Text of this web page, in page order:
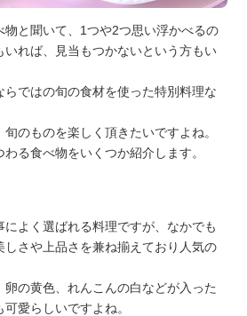
物と聞いて、1つや2つ思い浮かべるの
いれば、見当もつかないという方もい
らではの旬の食材を使った特別料理な
のものを楽しく頂きたいですよね。
る食べ物をいくつか紹介します。
よく選ばれる料理ですが、なかでも
しさや上品さを兼ね揃えており人気の
の黄色、れんこんの白などが入った
愛らしいですよね。